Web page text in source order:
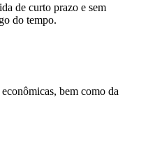
de curto prazo e sem
do tempo.
bem como da